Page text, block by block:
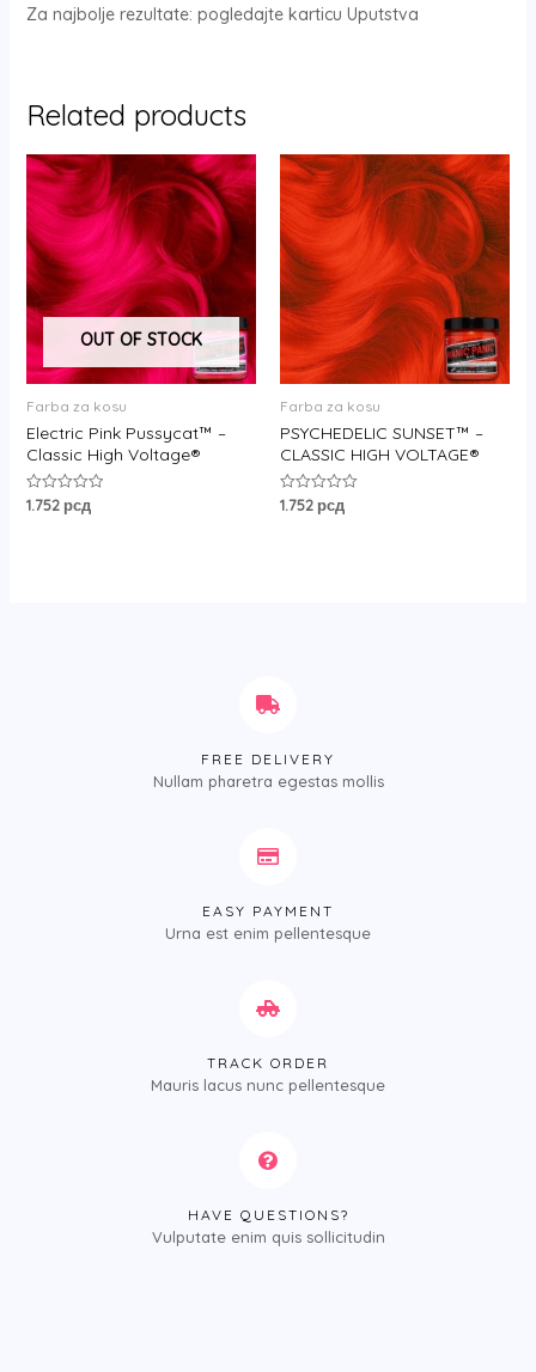
Za najbolje rezultate: pogledajte karticu Uputstva
Related products
OUT OF STOCK
Farba za kosu
Electric Pink Pussycat™ –
Classic High Voltage®
Rated
1.752 рсд
Farba za kosu
PSYCHEDELIC SUNSET™ –
CLASSIC HIGH VOLTAGE®
Rated
1.752 рсд
FREE DELIVERY
Nullam pharetra egestas mollis
EASY PAYMENT
Urna est enim pellentesque
TRACK ORDER
Mauris lacus nunc pellentesque
HAVE QUESTIONS?
Vulputate enim quis sollicitudin